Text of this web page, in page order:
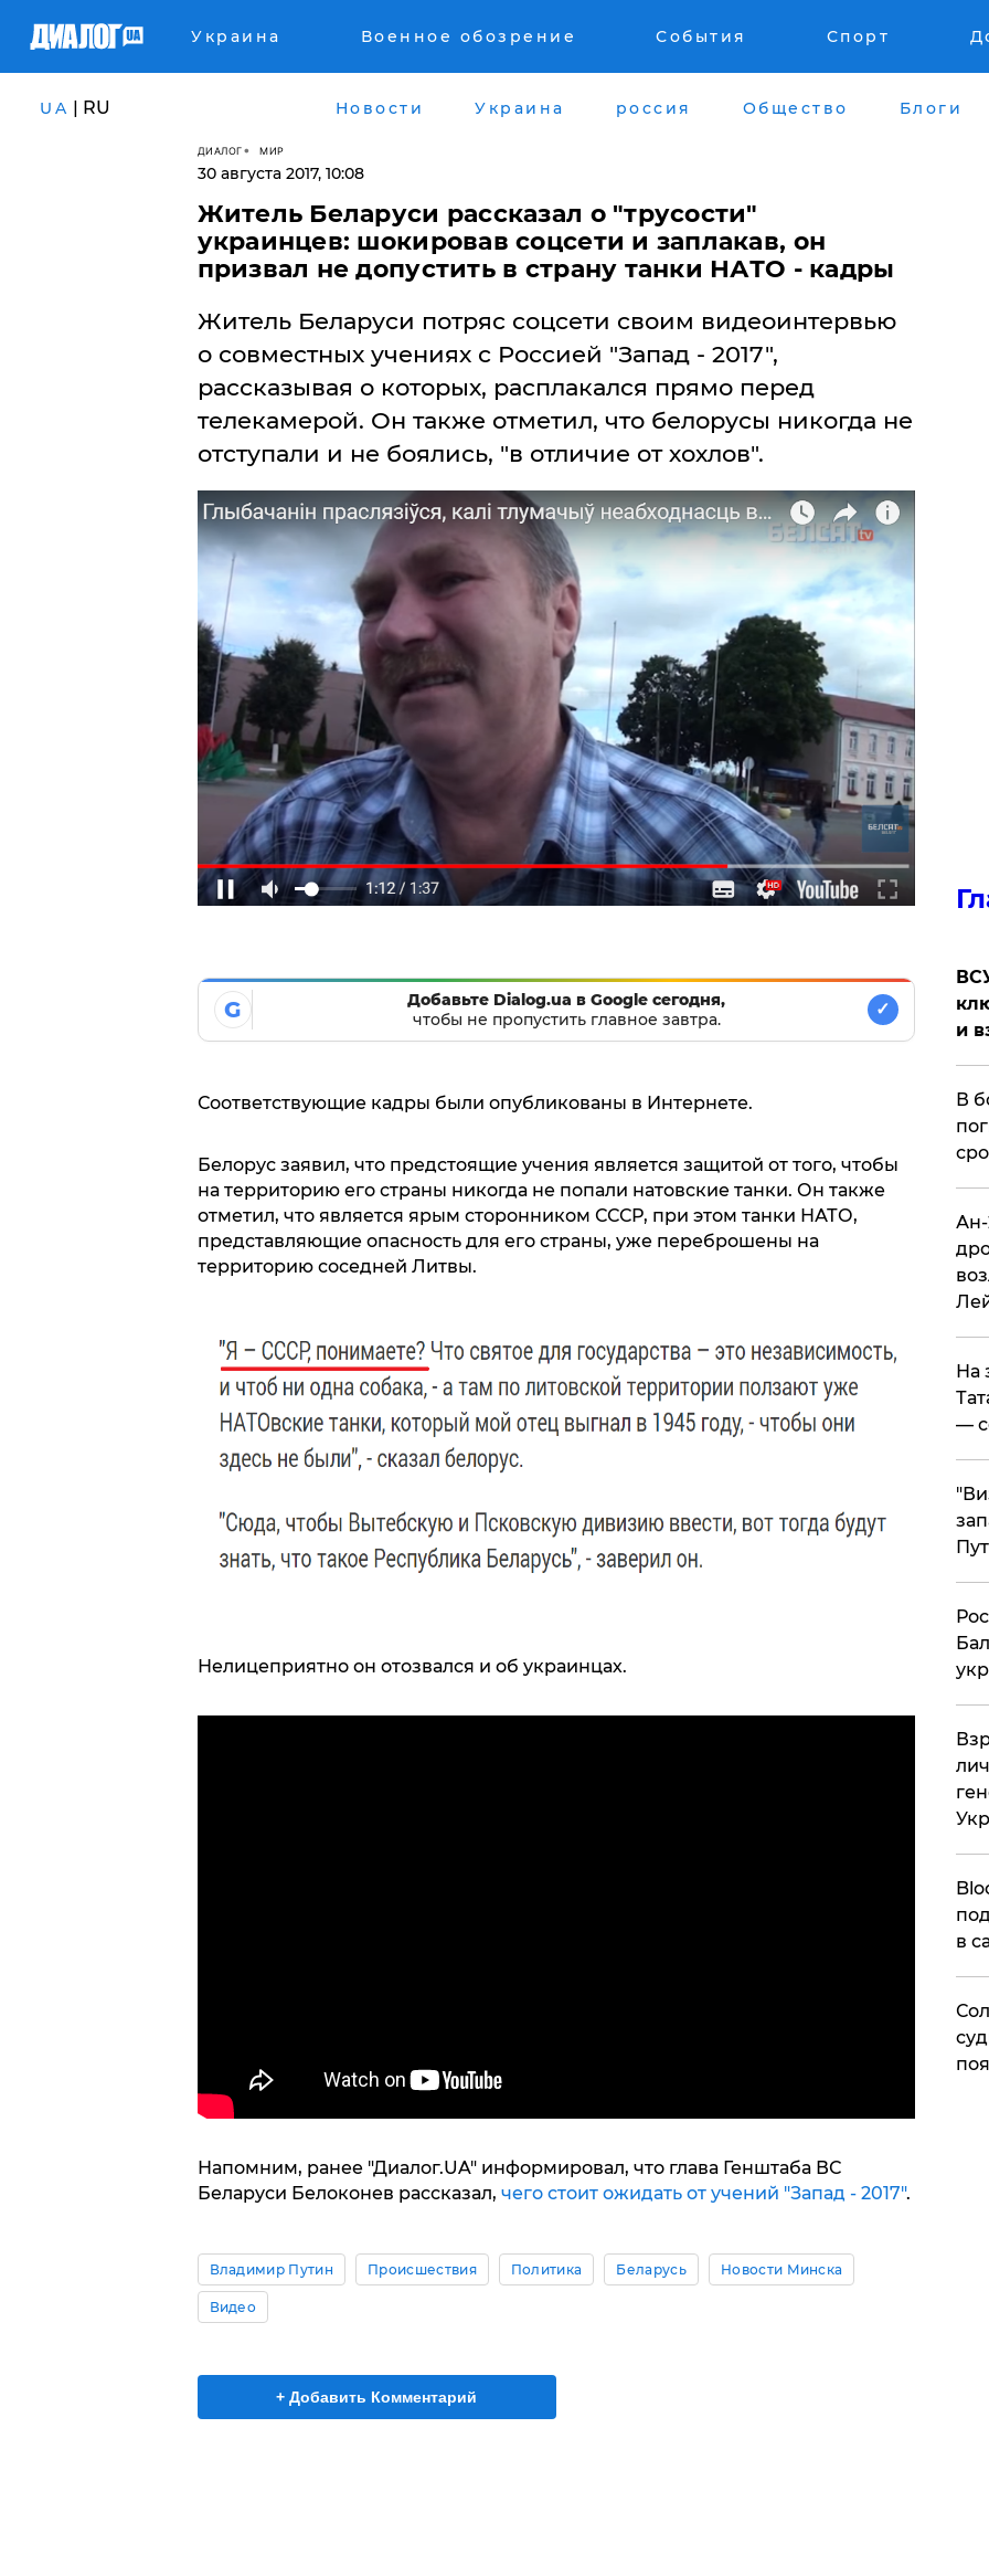
Украина Военное обозрение События Спорт
UA | RU Новости Украина россия Общество Блоги
ДИАЛОГ МИР
30 августа 2017, 10:08
Житель Беларуси рассказал о "трусости"
украинцев: шокировав соцсети и заплакав, он
призвал не допустить в страну танки НАТО - кадры
​Житель Беларуси потряс соцсети своим видеоинтервью
о совместных учениях с Россией "Запад - 2017",
рассказывая о которых, расплакался прямо перед
телекамерой. Он также отметил, что белорусы никогда не
отступали и не боялись, "в отличие от хохлов".
G
Добавьте Dialog.ua в Google сегодня,
чтобы не пропустить главное завтра.
✓
Соответствующие кадры были опубликованы в Интернете.
Белорус заявил, что предстоящие учения является защитой от того, чтобы
на территорию его страны никогда не попали натовские танки. Он также
отметил, что является ярым сторонником СССР, при этом танки НАТО,
представляющие опасность для его страны, уже переброшены на
территорию соседней Литвы.
Нелицеприятно он отозвался и об украинцах.
Напомним, ранее "Диалог.UA" информировал, что глава Генштаба ВС
Беларуси Белоконев рассказал, чего стоит ожидать от учений "Запад - 2017".
Владимир Путин Происшествия Политика Беларусь Новости Минска
Видео
+ Добавить Комментарий
и
В
Ан-
На
—
в